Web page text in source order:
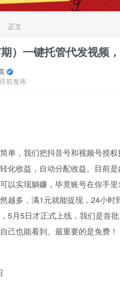
正文
期）一键托管代发视
前发布
单，我们把抖音号和视频号授
化收益，自动分配收益。目前
以实现躺赚，毕竟账号在你手
越多，满1元就能提现，24小
5月5日才正式上线，我们是首
己也能看到。最重要的是免费！